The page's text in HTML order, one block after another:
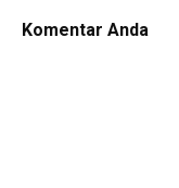
Komentar Anda